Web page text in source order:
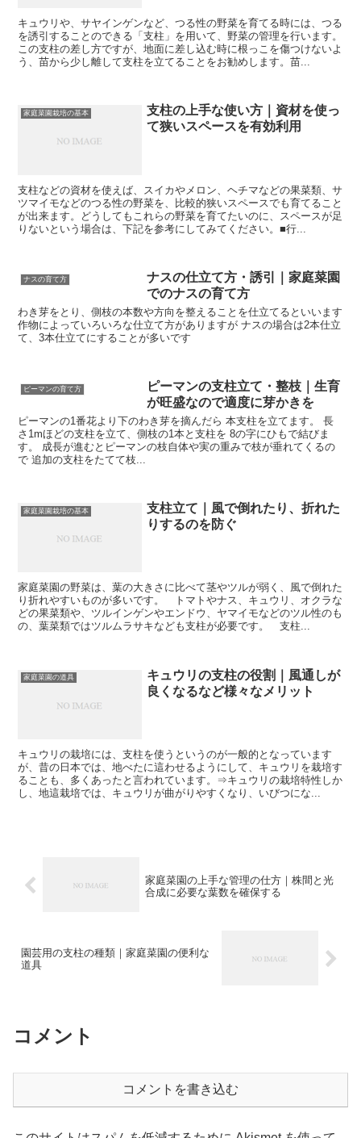
キュウリや、サヤインゲンなど、つる性の野菜を育てる時には、つる
を誘引することのできる「支柱」を用いて、野菜の管理を行います。
この支柱の差し方ですが、地面に差し込む時に根っこを傷つけないよ
う、苗から少し離して支柱を立てることをお勧めします。苗...
家庭菜園栽培の基本
支柱の上手な使い方｜資材を使っ
て狭いスペースを有効利用
支柱などの資材を使えば、スイカやメロン、ヘチマなどの果菜類、サ
ツマイモなどのつる性の野菜を、比較的狭いスペースでも育てること
が出来ます。どうしてもこれらの野菜を育てたいのに、スペースが足
りないという場合は、下記を参考にしてみてください。■行...
ナスの育て方
ナスの仕立て方・誘引｜家庭菜園
でのナスの育て方
わき芽をとり、側枝の本数や方向を整えることを仕立てるといいます
作物によっていろいろな仕立て方がありますが ナスの場合は2本仕立
て、3本仕立てにすることが多いです
ピーマンの育て方
ピーマンの支柱立て・整枝｜生育
が旺盛なので適度に芽かきを
ピーマンの1番花より下のわき芽を摘んだら 本支柱を立てます。 長
さ1mほどの支柱を立て、側枝の1本と支柱を 8の字にひもで結びま
す。 成長が進むとピーマンの枝自体や実の重みで枝が垂れてくるの
で 追加の支柱をたてて枝...
家庭菜園栽培の基本
支柱立て｜風で倒れたり、折れた
りするのを防ぐ
家庭菜園の野菜は、葉の大きさに比べて茎やツルが弱く、風で倒れた
り折れやすいものが多いです。 トマトやナス、キュウリ、オクラな
どの果菜類や、ツルインゲンやエンドウ、ヤマイモなどのツル性のも
の、葉菜類ではツルムラサキなども支柱が必要です。 支柱...
家庭菜園の道具
キュウリの支柱の役割｜風通しが
良くなるなど様々なメリット
キュウリの栽培には、支柱を使うというのが一般的となっています
が、昔の日本では、地べたに這わせるようにして、キュウリを栽培す
ることも、多くあったと言われています。⇒キュウリの栽培特性しか
し、地這栽培では、キュウリが曲がりやすくなり、いびつにな...
家庭菜園の上手な管理の仕方｜株間と光
合成に必要な葉数を確保する
園芸用の支柱の種類｜家庭菜園の便利な
道具
コメント
コメントを書き込む